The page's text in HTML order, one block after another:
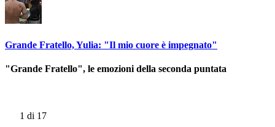
Grande Fratello, Yulia: "Il mio cuore è impegnato"
"Grande Fratello", le emozioni della seconda puntata
1 di 17